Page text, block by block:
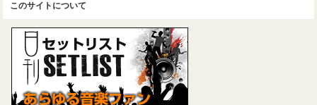
このサイトについて